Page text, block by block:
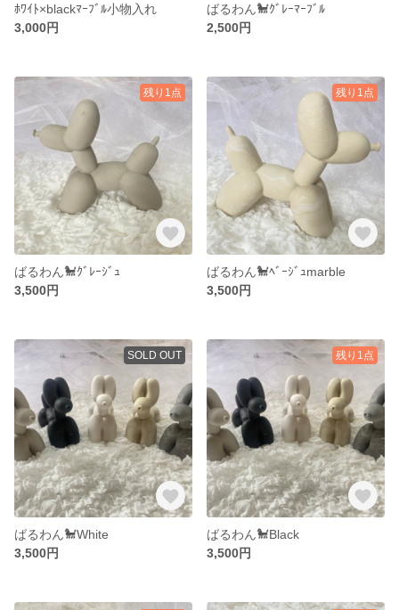
ﾎﾜｲﾄ×blackﾏｰﾌﾞﾙ小物入れ
3,000円
ばるわん🐩ｸﾞﾚｰﾏｰﾌﾞﾙ
2,500円
残り1点
ばるわん🐩ｸﾞﾚｰｼﾞｭ
3,500円
残り1点
ばるわん🐩ﾍﾞｰｼﾞｭmarble
3,500円
SOLD OUT
ばるわん🐩White
3,500円
残り1点
ばるわん🐩Black
3,500円